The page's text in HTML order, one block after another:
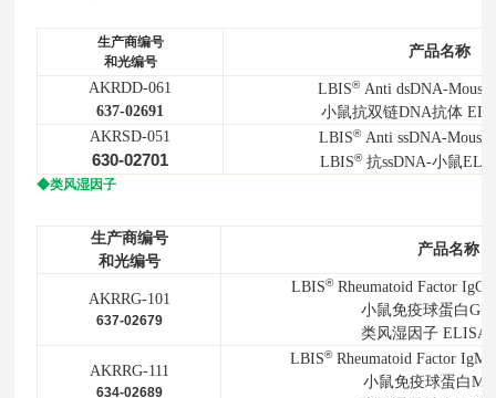
生产商编号
和光编号
产品名称
AKRDD-061
637-02691
LBIS®Anti dsDNA-Mouse
小鼠抗双链DNA抗体
AKRSD-051
630-02701
LBIS®Anti ssDNA-Mouse
LBIS®抗ssDNA-小鼠
◆类风湿因子
生产商编号
和光编号
产品名称
AKRRG-101
637-02679
LBIS®Rheumatoid Factor
小鼠免疫球蛋白G
类风湿因子 ELISA
AKRRG-111
634-02689
LBIS®Rheumatoid Factor
小鼠免疫球蛋白M